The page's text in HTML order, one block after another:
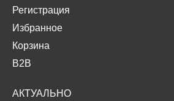
Регистрация
Избранное
Корзина
B2B
АКТУАЛЬНО